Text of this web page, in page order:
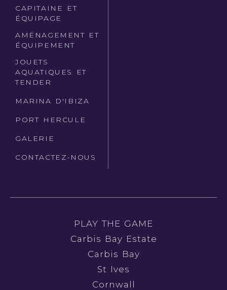
CAPITAINE ET
ÉQUIPAGE
AMÉNAGEMENT ET
ÉQUIPEMENT
JOUETS
AQUATIQUES ET
TENDER
MARINA D'IBIZA
PORT HERCULE
GALERIE
CONTACTEZ-NOUS
PLAY THE GAME
Carbis Bay Estate
Carbis Bay
St Ives
Cornwall